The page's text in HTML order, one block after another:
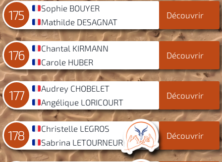
175
Sophie BOUYER
Mathilde DESAGNAT
Découvrir
176
Chantal KIRMANN
Carole HUBER
Découvrir
177
Audrey CHOBELET
Angélique LORICOURT
Découvrir
178
Christelle LEGROS
Sabrina LETOURNEUR
Découvrir